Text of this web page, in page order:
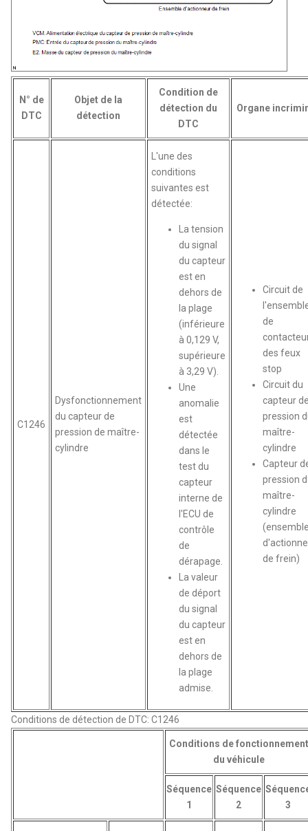
N° de
DTC
Objet de la
détection
Condition de
détection du
DTC
Organe
C1246
Dysfonctionnement
du capteur de
pression de maître-
cylindre
L'une des
conditions
suivantes est
détectée:
La tension
du signal
du capteur
est en
dehors de
la plage
(inférieure
à 0,129 V,
supérieure
à 3,29 V).
Une
anomalie
est
détectée
dans le
test du
capteur
interne de
l'ECU de
contrôle
de
dérapage.
La valeur
de déport
du signal
du capteur
est en
dehors de
la plage
admise.
Circuit de
de
des feux
stop
Circuit du
capteur
pression
maître-
cylindre
Capteur
pression
maître-
cylindre
de frein)
Conditions de détection de DTC: C1246
Conditions de fonctionnement
du véhicule
Séquence
1
Séquence
2
3